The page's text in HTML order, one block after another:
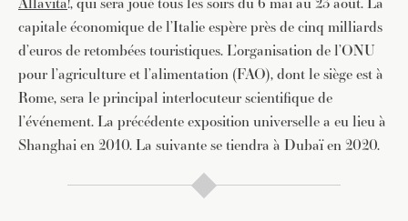
capitale économique de l’Italie espère près de cinq milliards
d’euros de retombées touristiques. L’organisation de l’ONU
pour l’agriculture et l’alimentation (FAO), dont le siège est à
Rome, sera le principal interlocuteur scientifique de
l’événement. La précédente exposition universelle a eu lieu à
Shanghai en 2010. La suivante se tiendra à Dubaï en 2020.